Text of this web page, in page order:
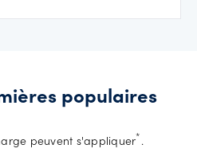
populaires
peuvent s'appliquer* .